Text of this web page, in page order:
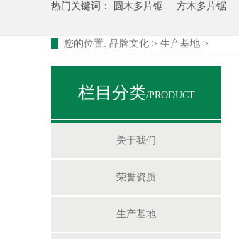
热门关键词： 圆木多片锯 方木多片锯
您的位置: 品牌文化 > 生产基地 >
栏目分类/PRODUCT
关于我们
荣誉资质
生产基地
单轴方木多片锯